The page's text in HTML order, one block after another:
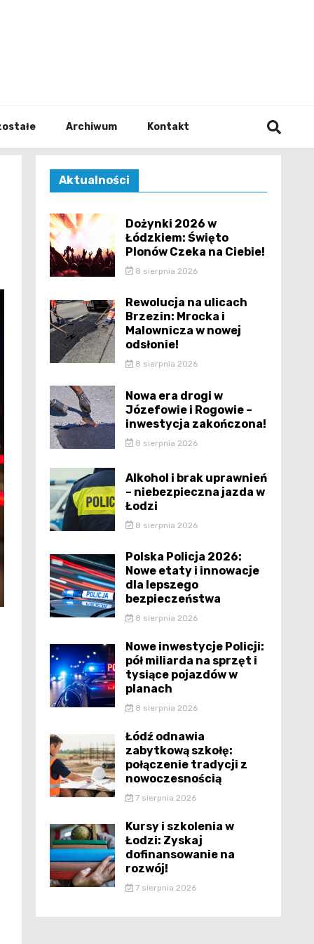
Archiwum Kontakt
Aktualności
Dożynki 2026 w
Łódzkiem: Święto
Plonów Czeka na Ciebie!
8 sierpnia 2026
Rewolucja na ulicach
Brzezin: Mrocka i
Malownicza w nowej
odsłonie!
8 sierpnia 2026
Nowa era drogi w
Józefowie i Rogowie –
inwestycja zakończona!
8 sierpnia 2026
Alkohol i brak uprawnień
– niebezpieczna jazda w
Łodzi
8 sierpnia 2026
Polska Policja 2026:
Nowe etaty i innowacje
dla lepszego
bezpieczeństwa
8 sierpnia 2026
Nowe inwestycje Policji:
pół miliarda na sprzęt i
tysiące pojazdów w
planach
8 sierpnia 2026
Łódź odnawia
zabytkową szkołę:
połączenie tradycji z
nowoczesnością
7 sierpnia 2026
Kursy i szkolenia w
Łodzi: Zyskaj
dofinansowanie na
rozwój!
7 sierpnia 2026